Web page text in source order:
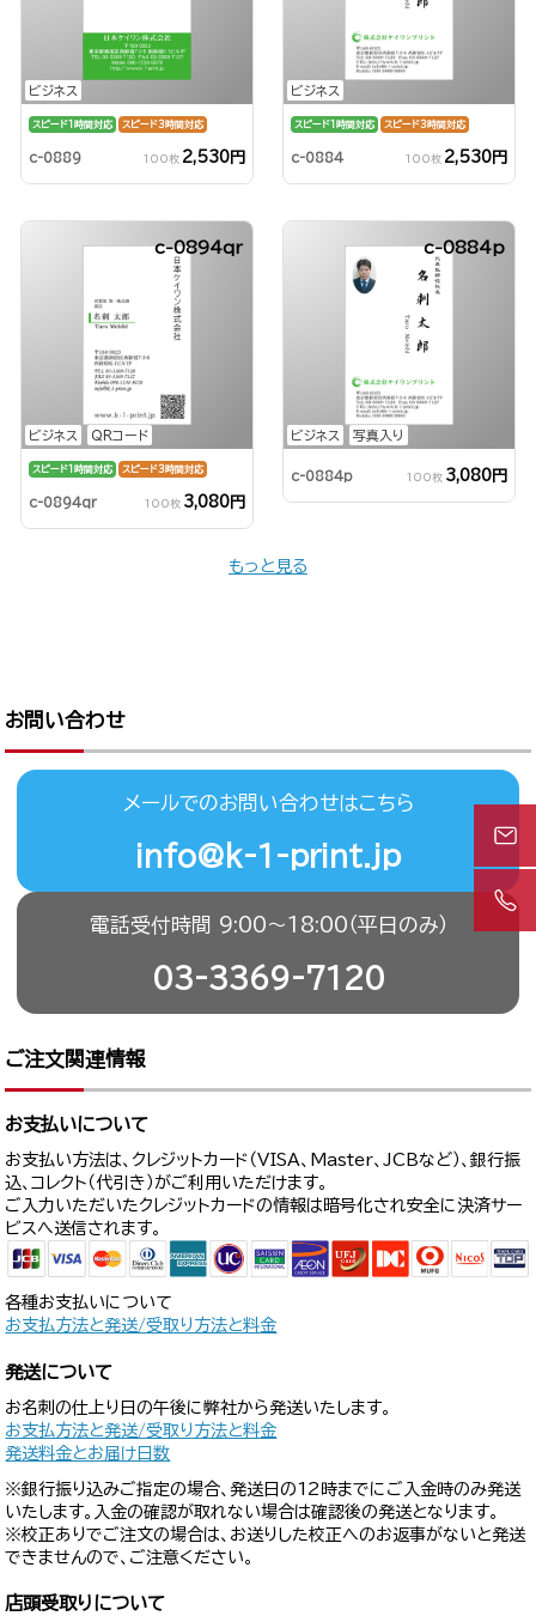
ビジネス
スピード1時間対応 スピード3時間対応
c-0889 100枚 2,530円
ビジネス
スピード1時間対応 スピード3時間対応
c-0884 100枚 2,530円
ビジネス QRコード
c-0894qr
スピード1時間対応 スピード3時間対応
c-0894qr 100枚 3,080円
ビジネス 写真入り
c-0884p
c-0884p 100枚 3,080円
もっと見る
お問い合わせ
メールでのお問い合わせはこちら
info@k-1-print.jp
電話受付時間 9:00〜18:00（平日のみ）
03-3369-7120
ご注文関連情報
お支払いについて
お支払い方法は、クレジットカード（VISA、Master、JCBなど）、銀行振
込、コレクト（代引き）がご利用いただけます。
ご入力いただいたクレジットカードの情報は暗号化され安全に決済サー
ビスへ送信されます。
各種お支払いについて
お支払方法と発送/受取り方法と料金
発送について
お名刺の仕上り日の午後に弊社から発送いたします。
お支払方法と発送/受取り方法と料金
発送料金とお届け日数
※銀行振り込みご指定の場合、発送日の12時までにご入金時のみ発送
いたします。入金の確認が取れない場合は確認後の発送となります。
※校正ありでご注文の場合は、お送りした校正へのお返事がないと発送
できませんので、ご注意ください。
店頭受取りについて